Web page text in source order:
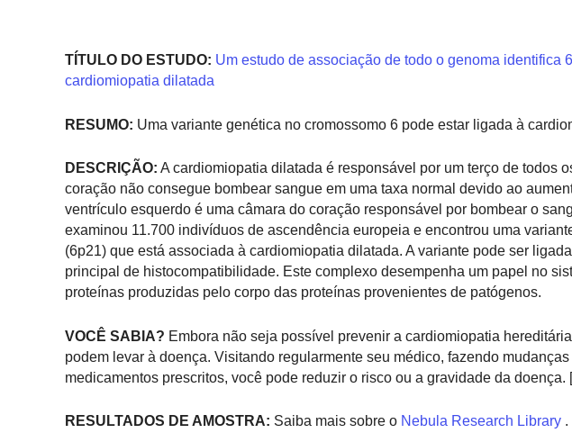
TÍTULO DO ESTUDO: Um estudo de associação de todo o genoma identifica
cardiomiopatia dilatada
RESUMO: Uma variante genética no cromossomo 6 pode estar ligada à
DESCRIÇÃO: A cardiomiopatia dilatada é responsável por um terço de todos
coração não consegue bombear sangue em uma taxa normal devido ao
ventrículo esquerdo é uma câmara do coração responsável por bombear o
examinou 11.700 indivíduos de ascendência europeia e encontrou uma
(6p21) que está associada à cardiomiopatia dilatada. A variante pode ser
principal de histocompatibilidade. Este complexo desempenha um papel no
proteínas produzidas pelo corpo das proteínas provenientes de patógenos.
VOCÊ SABIA? Embora não seja possível prevenir a cardiomiopatia
podem levar à doença. Visitando regularmente seu médico, fazendo
medicamentos prescritos, você pode reduzir o risco ou a gravidade da doença. [
RESULTADOS DE AMOSTRA: Saiba mais sobre o Nebula Research Library .